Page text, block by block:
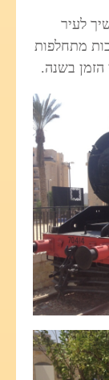
לעיר
מתחלפות
הזמן בשנה.